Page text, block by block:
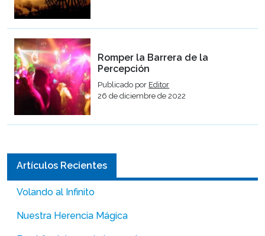
Romper la Barrera de la
Percepción
Publicado por Editor
26 de diciembre de 2022
Artículos Recientes
Volando al Infinito
Nuestra Herencia Mágica